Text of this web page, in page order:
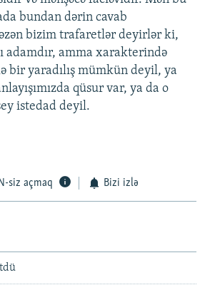
bundan dərin cavab
bizim trafaretlər deyirlər ki,
adamdır, amma xarakterində
bir yaradılış mümkün deyil, ya
qüsur var, ya da o
istedad deyil.
siz açmaq Bizi izlə